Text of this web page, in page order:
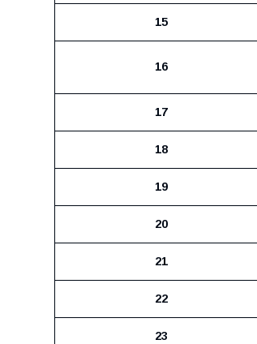
15
16
17
18
19
20
21
22
23